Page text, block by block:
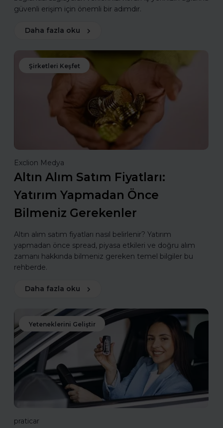
güvenli erişim için önemli bir adımdır.
Daha fazla oku
Şirketleri Keşfet
Exclion Medya
Altın Alım Satım Fiyatları:
Yatırım Yapmadan Önce
Bilmeniz Gerekenler
Altın alım satım fiyatları nasıl belirlenir? Yatırım
yapmadan önce spread, piyasa etkileri ve doğru alım
zamanı hakkında bilmeniz gereken temel bilgiler bu
rehberde.
Daha fazla oku
Yeteneklerini Geliştir
praticar